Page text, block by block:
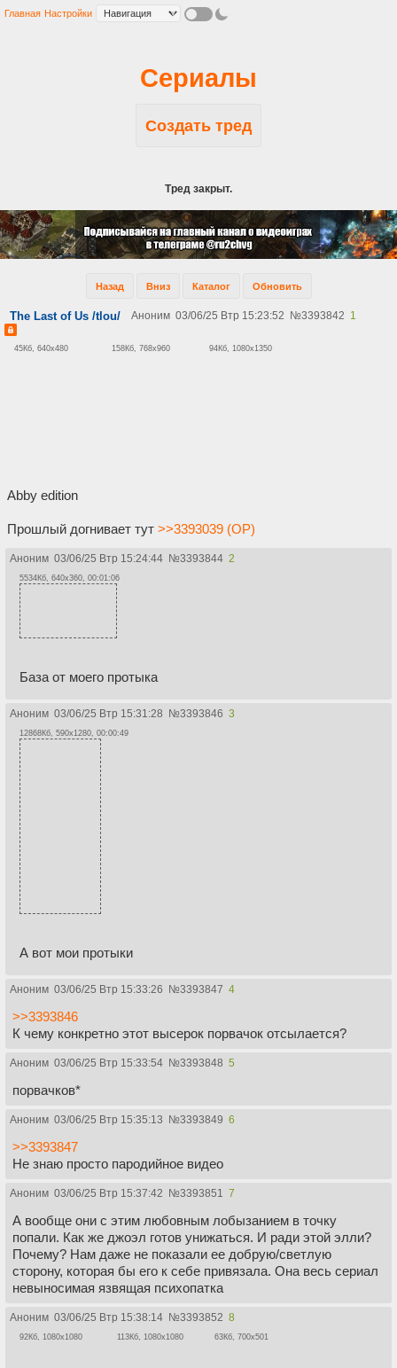
Главная Настройки
Сериалы
Создать тред
Тред закрыт.
Назад Вниз Каталог Обновить
The Last of Us /tlou/ Аноним 03/06/25 Втр 15:23:52 №3393842 1
45Кб, 640x480 158Кб, 768x960 94Кб, 1080x1350
Abby edition
Прошлый догнивает тут >>3393039 (OP)
Аноним 03/06/25 Втр 15:24:44 №3393844 2
5534Кб, 640x360, 00:01:06
База от моего протыка
Аноним 03/06/25 Втр 15:31:28 №3393846 3
12868Кб, 590x1280, 00:00:49
А вот мои протыки
Аноним 03/06/25 Втр 15:33:26 №3393847 4
>>3393846
К чему конкретно этот высерок порвачок отсылается?
Аноним 03/06/25 Втр 15:33:54 №3393848 5
порвачков*
Аноним 03/06/25 Втр 15:35:13 №3393849 6
>>3393847
Не знаю просто пародийное видео
Аноним 03/06/25 Втр 15:37:42 №3393851 7
А вообще они с этим любовным лобызанием в точку
попали. Как же джоэл готов унижаться. И ради этой элли?
Почему? Нам даже не показали ее добрую/светлую
сторону, которая бы его к себе привязала. Она весь сериал
невыносимая язвящая психопатка
Аноним 03/06/25 Втр 15:38:14 №3393852 8
92Кб, 1080x1080 113Кб, 1080x1080 63Кб, 700x501